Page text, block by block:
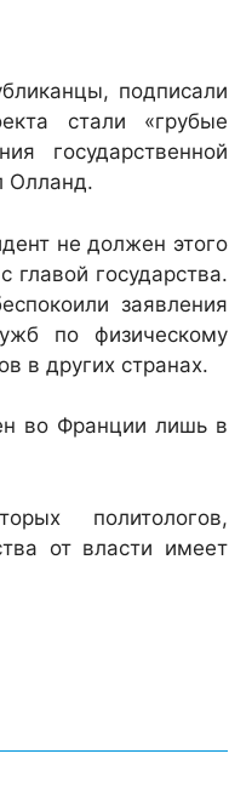
подписали
стали «грубые
государственной
Олланд.
не должен этого
главой государства.
заявления
по физическому
в других странах.
во Франции лишь в
политологов,
от власти имеет